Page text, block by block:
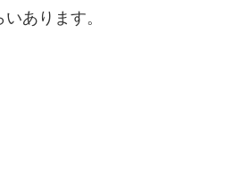
あります。